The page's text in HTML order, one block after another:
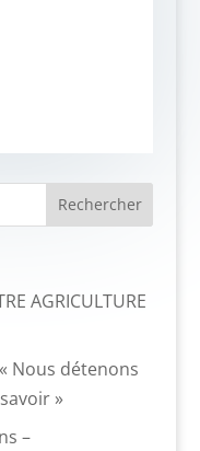
AGRICULTURE
Nous détenons
»
–